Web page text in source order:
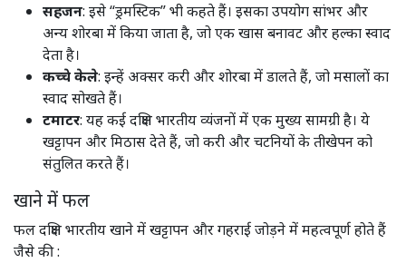
सहजन: इसे “ड्रमस्टिक” भी कहते हैं। इसका उपयोग सांभर और
अन्य शोरबा में किया जाता है, जो एक खास बनावट और हल्का स्वाद
देता है। ​
कच्चे केले: इन्हें अक्सर करी और शोरबा में डालते हैं, जो मसालों का
स्वाद सोखते हैं।​
टमाटर: यह कई दक्षिण भारतीय व्यंजनों में एक मुख्य सामग्री है। ये
खट्टापन और मिठास देते हैं, जो करी और चटनियों के तीखेपन को
संतुलित करते हैं। ​
खाने में फल
फल दक्षिण भारतीय खाने में खट्टापन और गहराई जोड़ने में महत्वपूर्ण होते हैं
जैसे की :